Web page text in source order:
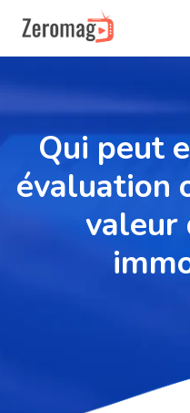
Qui peut
évaluation
valeur